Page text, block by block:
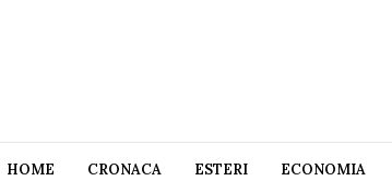
HOME CRONACA ESTERI ECONOMIA